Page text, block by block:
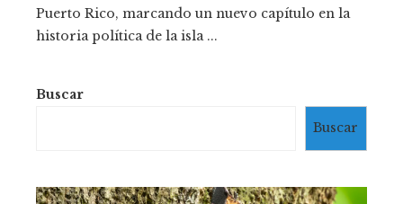
Puerto Rico, marcando un nuevo capítulo en la
historia política de la isla ...
Buscar
Buscar